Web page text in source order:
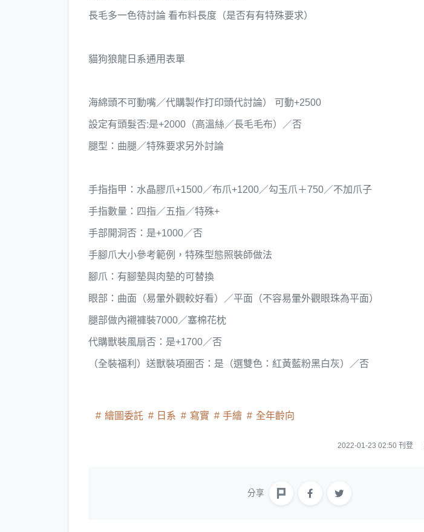
長毛多一色待討論 看布料長度（是否有有特殊要求）
貓狗狼龍日系通用表單
海綿頭不可動嘴／代購製作打印頭代討論） 可動+2500
設定有頭髮否:是+2000（高溫絲／長毛毛布）／否
腿型：曲腿／特殊要求另外討論
手指指甲：水晶膠爪+1500／布爪+1200／勾玉爪＋750／不加爪子
手指數量：四指／五指／特殊+
手部開洞否：是+1000／否
手腳爪大小參考範例，特殊型態照裝師做法
腳爪：有腳墊與肉墊的可替換
眼部：曲面（易暈外觀較好看）／平面（不容易暈外觀眼珠為平面）
腿部做內襯褲裝7000／塞棉花枕
代購獸裝風扇否：是+1700／否
（全裝福利）送獸裝項圈否：是（選雙色：紅黃藍粉黑白灰）／否
繪圖委託 日系 寫實 手繪 全年齡向
2022-01-23 02:50 刊登
分享